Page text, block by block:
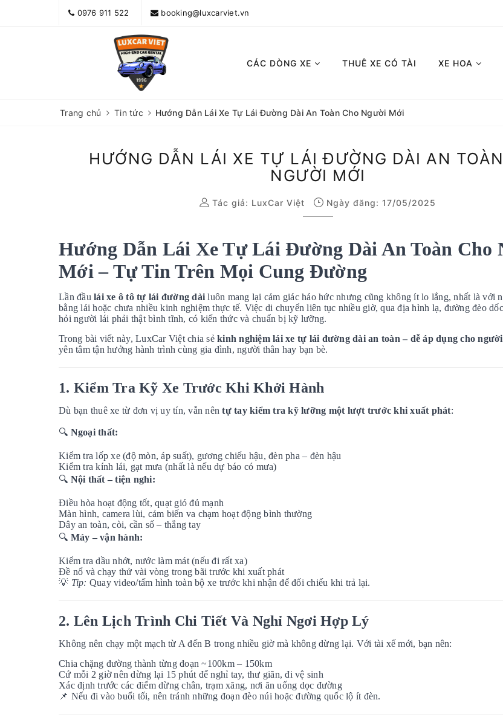
0976 911 522 booking@luxcarviet.vn
CÁC DÒNG XE THUÊ XE CÓ TÀI XE HOA
Trang chủ Tin tức Hướng Dẫn Lái Xe Tự Lái Đường Dài An Toàn Cho Người Mới
HƯỚNG DẪN LÁI XE TỰ LÁI ĐƯỜNG DÀI AN
NGƯỜI MỚI
Tác giả: LuxCar Việt Ngày đăng: 17/05/2025
Hướng Dẫn Lái Xe Tự Lái Đường Dài An Toàn Cho
Mới – Tự Tin Trên Mọi Cung Đường
Lần đầu lái xe ô tô tự lái đường dài luôn mang lại cảm giác háo hức nhưng cũng không ít lo lắng, nhất là với
bằng lái hoặc chưa nhiều kinh nghiệm thực tế. Việc di chuyển liên tục nhiều giờ, qua địa hình lạ, đường đèo
hỏi người lái phải thật bình tĩnh, có kiến thức và chuẩn bị kỹ lưỡng.
Trong bài viết này, LuxCar Việt chia sẻ kinh nghiệm lái xe tự lái đường dài an toàn – dễ áp dụng cho
yên tâm tận hưởng hành trình cùng gia đình, người thân hay bạn bè.
1. Kiểm Tra Kỹ Xe Trước Khi Khởi Hành
Dù bạn thuê xe từ đơn vị uy tín, vẫn nêntự tay kiểm tra kỹ lưỡng một lượt trước khi xuất phát:
🔍 Ngoại thất:
Kiểm tra lốp xe (độ mòn, áp suất), gương chiếu hậu, đèn pha – đèn hậu
Kiểm tra kính lái, gạt mưa (nhất là nếu dự báo có mưa)
🔍 Nội thất – tiện nghi:
Điều hòa hoạt động tốt, quạt gió đủ mạnh
Màn hình, camera lùi, cảm biến va chạm hoạt động bình thường
Dây an toàn, còi, cần số – thắng tay
🔍 Máy – vận hành:
Kiểm tra dầu nhớt, nước làm mát (nếu đi rất xa)
Đề nổ và chạy thử vài vòng trong bãi trước khi xuất phát
💡 Tip: Quay video/tấm hình toàn bộ xe trước khi nhận để đối chiếu khi trả lại.
2. Lên Lịch Trình Chi Tiết Và Nghỉ Ngơi Hợp Lý
Không nên chạy một mạch từ A đến B trong nhiều giờ mà không dừng lại. Với tài xế mới, bạn nên:
Chia chặng đường thành từng đoạn ~100km – 150km
Cứ mỗi 2 giờ nên dừng lại 15 phút để nghỉ tay, thư giãn, đi vệ sinh
Xác định trước các điểm dừng chân, trạm xăng, nơi ăn uống dọc đường
📌 Nếu đi vào buổi tối, nên tránh những đoạn đèo núi hoặc đường quốc lộ ít đèn.